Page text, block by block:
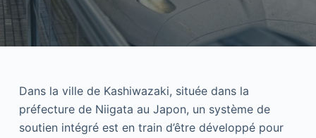
e
u
Dans la ville de Kashiwazaki, située dans la
préfecture de Niigata au Japon, un système de
soutien intégré est en train d’être développé pour